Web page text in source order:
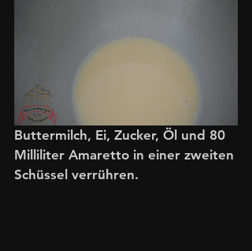
Buttermilch, Ei, Zucker, Öl und 80
Milliliter Amaretto in einer zweiten
Schüssel verrühren.